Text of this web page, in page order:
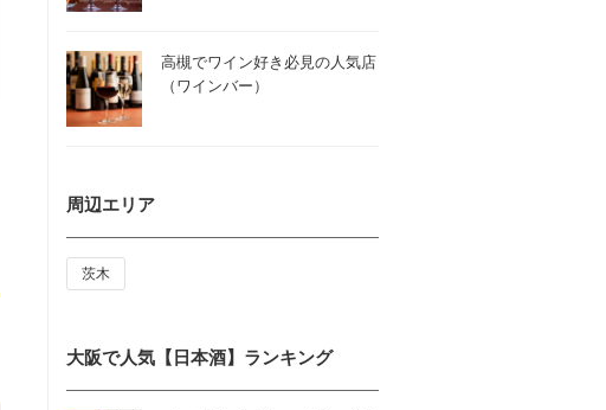
高槻でワイン好き必見の人気店
（ワインバー）
周辺エリア
茨木
大阪で人気【日本酒】ランキング